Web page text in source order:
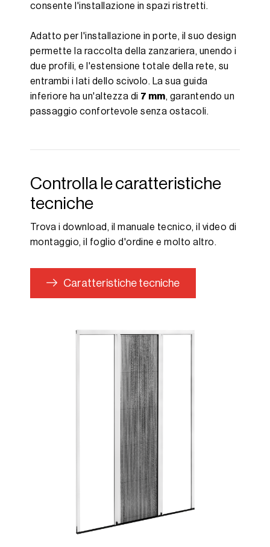
consente l'installazione in spazi ristretti.
Adatto per l'installazione in porte, il suo design
permette la raccolta della zanzariera, unendo i
due profili, e l'estensione totale della rete, su
entrambi i lati dello scivolo. La sua guida
inferiore ha un'altezza di 7 mm, garantendo un
passaggio confortevole senza ostacoli.
Controlla le caratteristiche
tecniche
Trova i download, il manuale tecnico, il video di
montaggio, il foglio d'ordine e molto altro.
Caratteristiche tecniche